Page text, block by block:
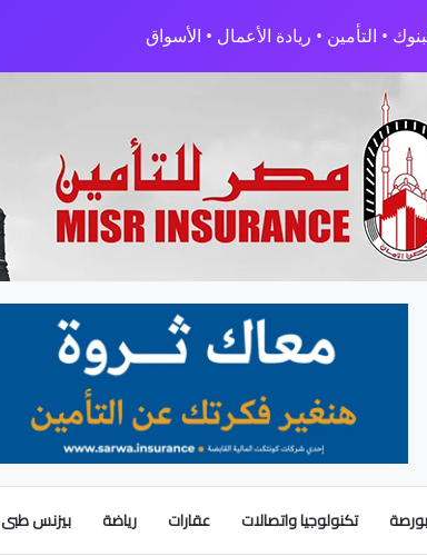
• التأمين • ريادة الأعمال • الأسواق
تكنولوجيا واتصالات عقارات رياضة بيزنس طبى